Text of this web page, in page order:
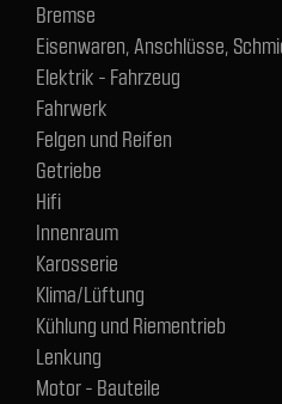
Bremse
Eisenwaren, Anschlüsse,
Elektrik - Fahrzeug
Fahrwerk
Felgen und Reifen
Getriebe
Hifi
Innenraum
Karosserie
Klima/Lüftung
Kühlung und Riementrieb
Lenkung
Motor - Bauteile